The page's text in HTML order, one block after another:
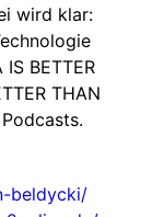
wird klar:
BETTER
THAN
beldycki/